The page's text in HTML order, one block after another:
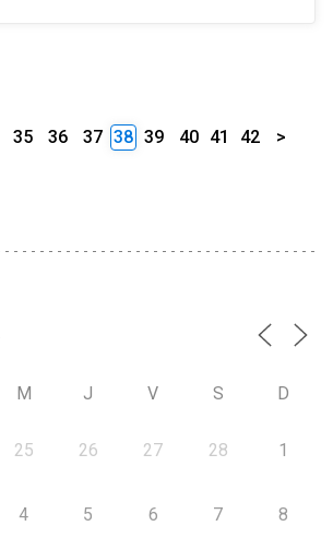
35 36 37 38 39 40 41 42 >
M J V S D
25 26 27 28 1
4 5 6 7 8